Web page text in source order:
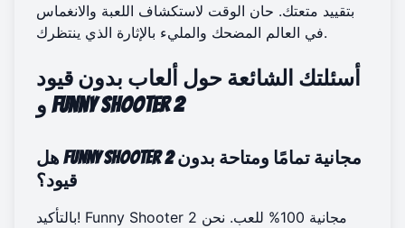
بتقييد متعتك. حان الوقت لاستكشاف اللعبة والانغماس
في العالم المضحك والمليء بالإثارة الذي ينتظرك.
أسئلتك الشائعة حول ألعاب بدون قيود
و Funny Shooter 2
هل Funny Shooter 2 مجانية تمامًا ومتاحة بدون
قيود؟
بالتأكيد! Funny Shooter 2 مجانية 100% للعب. نحن